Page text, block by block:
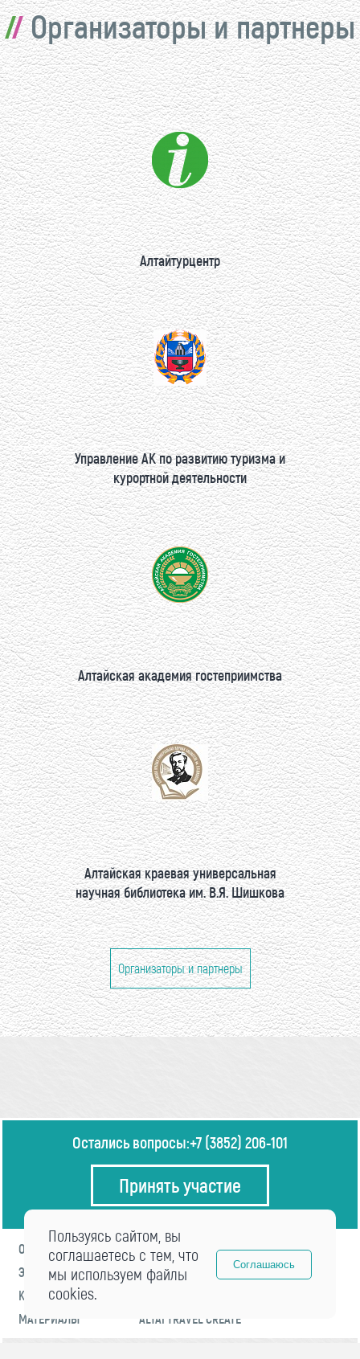
Организаторы и партнеры
Алтайтурцентр
Управление АК по развитию туризма и
курортной деятельности
Алтайская академия гостеприимства
Алтайская краевая универсальная
научная библиотека им. В.Я. Шишкова
Организаторы и партнеры
Остались вопросы:+7 (3852) 206-101
Принять участие
О ФОРУМЕ
ПРОГРАММА
ЭКСПЕРТЫ
НОВОСТИ
КОНТАКТЫ
МАТЕРИАЛЫ
ALTAI TRAVEL CREATE
Пользуясь сайтом, вы
соглашаетесь с тем, что
мы используем файлы
cookies.
Соглашаюсь